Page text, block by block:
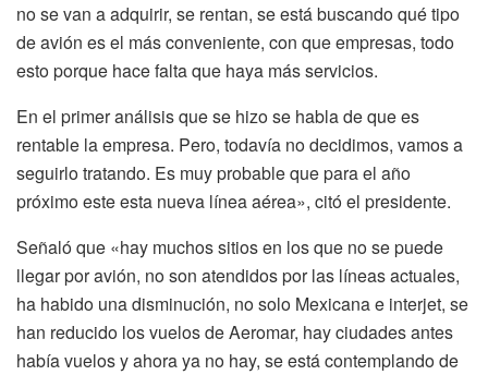
no se van a adquirir, se rentan, se está buscando qué tipo
de avión es el más conveniente, con que empresas, todo
esto porque hace falta que haya más servicios.
En el primer análisis que se hizo se habla de que es
rentable la empresa. Pero, todavía no decidimos, vamos a
seguirlo tratando. Es muy probable que para el año
próximo este esta nueva línea aérea», citó el presidente.
Señaló que «hay muchos sitios en los que no se puede
llegar por avión, no son atendidos por las líneas actuales,
ha habido una disminución, no solo Mexicana e interjet, se
han reducido los vuelos de Aeromar, hay ciudades antes
había vuelos y ahora ya no hay, se está contemplando de